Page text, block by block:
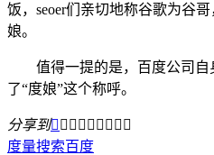
饭，seoer们亲切地称谷歌为谷
娘。
值得一提的是，百度公司自
了“度娘”这个称呼。
分享到        
度量搜索百度